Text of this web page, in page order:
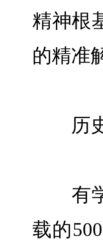
精神根
的精准
历史
有学
载的